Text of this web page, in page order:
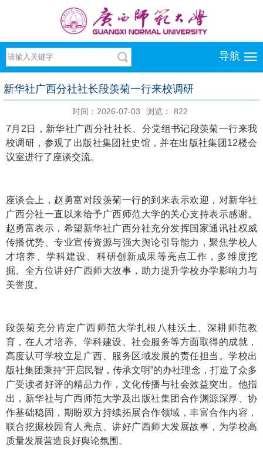
导航
新华社广西分社社长段羡菊一行来校调研
时间：2026-07-03 浏览： 822
7月2日，新华社广西分社社长、分党组书记段羡菊一行来我
校调研，参观了出版社集团社史馆，并在出版社集团12楼会
议室进行了座谈交流。
座谈会上，赵勇富对段羡菊一行的到来表示欢迎，对新华社
广西分社一直以来给予广西师范大学的关心支持表示感谢。
赵勇富表示，希望新华社广西分社充分发挥国家通讯社权威
传播优势、专业宣传资源与强大舆论引导能力，聚焦学校人
才培养、学科建设、科研创新成果等亮点工作，多维度挖
掘、全方位讲好广西师大故事，助力提升学校办学影响力与
美誉度。
段羡菊充分肯定广西师范大学扎根八桂沃土、深耕师范教
育，在人才培养、学科建设、社会服务等方面取得的成就，
高度认可学校立足广西、服务区域发展的责任担当。学校出
版社集团秉持“开启民智，传承文明”的办社理念，打造了众多
广受读者好评的精品力作，文化传播与社会效益突出。他指
出，新华社与广西师范大学及出版社集团合作渊源深厚、协
作基础稳固，期盼双方持续拓展合作领域，丰富合作内容，
联合挖掘校园育人亮点、讲好广西师大发展故事，为学校高
质量发展营造良好舆论氛围。